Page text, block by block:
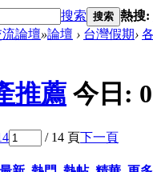
搜索 搜索 熱搜:
論壇»論壇 › 台灣假期›
推薦 今日: 0
/ 14 頁下一頁